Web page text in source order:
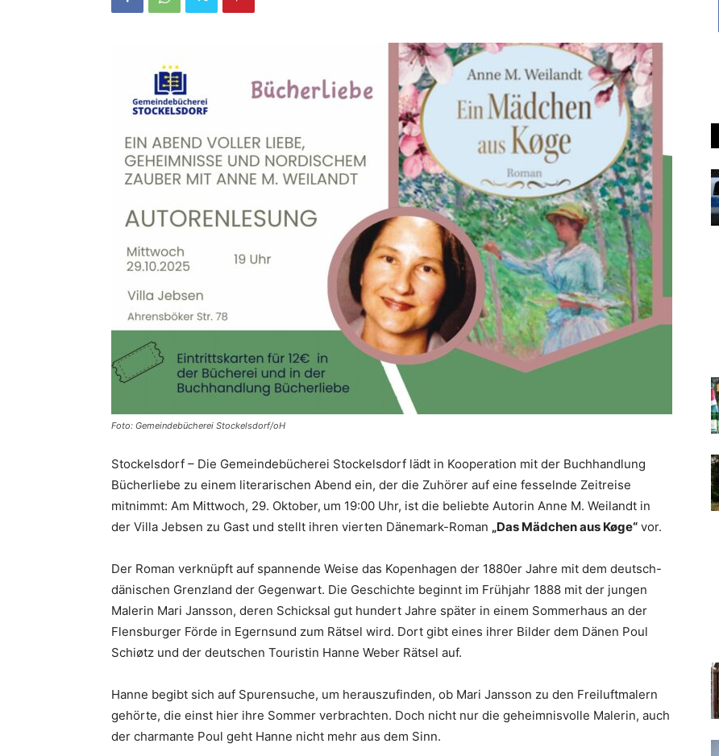
Foto: Gemeindebücherei Stockelsdorf/oH
Stockelsdorf – Die Gemeindebücherei Stockelsdorf lädt in Kooperation mit der Buchhandlung
Bücherliebe zu einem literarischen Abend ein, der die Zuhörer auf eine fesselnde Zeitreise
mitnimmt: Am Mittwoch, 29. Oktober, um 19:00 Uhr, ist die beliebte Autorin Anne M. Weilandt in
der Villa Jebsen zu Gast und stellt ihren vierten Dänemark-Roman „Das Mädchen aus Køge“ vor.
Der Roman verknüpft auf spannende Weise das Kopenhagen der 1880er Jahre mit dem deutsch-
dänischen Grenzland der Gegenwart. Die Geschichte beginnt im Frühjahr 1888 mit der jungen
Malerin Mari Jansson, deren Schicksal gut hundert Jahre später in einem Sommerhaus an der
Flensburger Förde in Egernsund zum Rätsel wird. Dort gibt eines ihrer Bilder dem Dänen Poul
Schiøtz und der deutschen Touristin Hanne Weber Rätsel auf.
Hanne begibt sich auf Spurensuche, um herauszufinden, ob Mari Jansson zu den Freiluftmalern
gehörte, die einst hier ihre Sommer verbrachten. Doch nicht nur die geheimnisvolle Malerin, auch
der charmante Poul geht Hanne nicht mehr aus dem Sinn.